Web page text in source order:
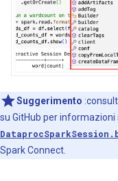
Suggerimento
su GitHub per informazioni
Spark Connect.